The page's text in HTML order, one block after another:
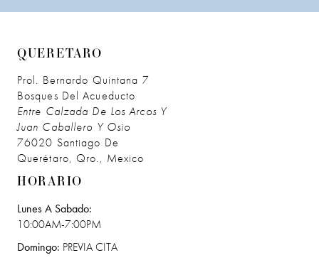
14
QUERETARO
Prol. Bernardo Quintana 7
Bosques Del Acueducto
Entre Calzada De Los Arcos Y
Juan Caballero Y Osio
76020 Santiago De
Querétaro, Qro., Mexico
HORARIO
Lunes A Sabado:
10:00AM-7:00PM
Domingo: PREVIA CITA